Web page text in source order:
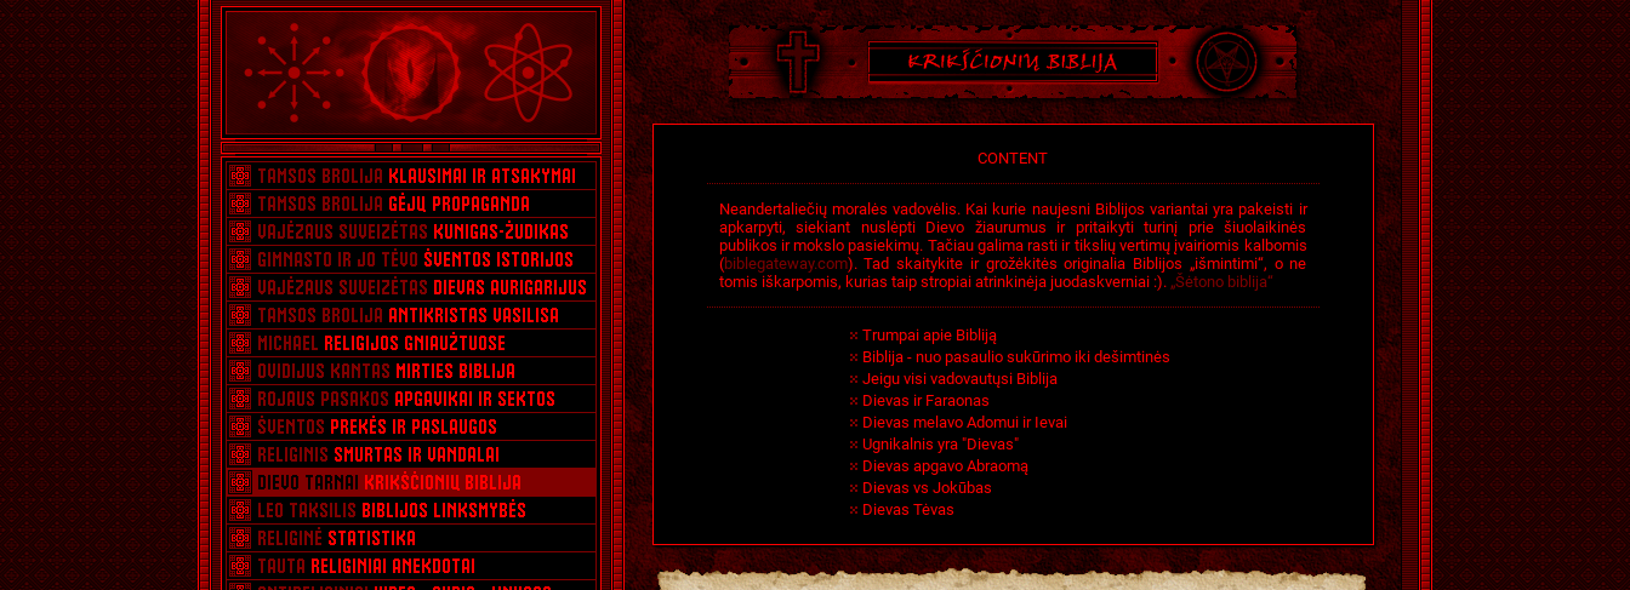
CONTENT
Neandertaliečių moralės vadovėlis. Kai kurie naujesni Biblijos variantai yra pakeisti ir
apkarpyti, siekiant nuslėpti Dievo žiaurumus ir pritaikyti turinį prie šiuolaikinės
publikos ir mokslo pasiekimų. Tačiau galima rasti ir tikslių vertimų įvairiomis kalbomis
(biblegateway.com). Tad skaitykite ir grožėkitės originalia Biblijos „išmintimi“, o ne
tomis iškarpomis, kurias taip stropiai atrinkinėja juodaskverniai :). „Šėtono biblija“
Trumpai apie Bibliją
Biblija - nuo pasaulio sukūrimo iki dešimtinės
Jeigu visi vadovautųsi Biblija
Dievas ir Faraonas
Dievas melavo Adomui ir Ievai
Ugnikalnis yra "Dievas"
Dievas apgavo Abraomą
Dievas vs Jokūbas
Dievas Tėvas